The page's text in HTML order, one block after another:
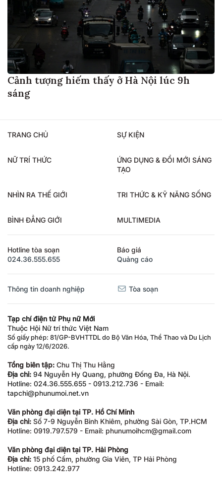
Cảnh tượng hiếm thấy ở Hà Nội lúc 9h
sáng
TRANG CHỦ SỰ KIỆN
NỮ TRÍ THỨC
ỨNG DỤNG & ĐỔI MỚI SÁNG
TẠO
NHÌN RA THẾ GIỚI TRI THỨC & KỸ NĂNG SỐNG
BÌNH ĐẲNG GIỚI MULTIMEDIA
Hotline tòa soạn
024.36.555.655
Báo giá
Quảng cáo
Thông tin doanh nghiệp Tòa soạn
Tạp chí điện tử Phụ nữ Mới
Thuộc Hội Nữ trí thức Việt Nam
Số giấy phép: 81/GP-BVHTTDL do Bộ Văn Hóa, Thể Thao và Du Lịch
cấp ngày 12/6/2026.
Tổng biên tập: Chu Thị Thu Hằng
Địa chỉ: 94 Nguyễn Hy Quang, phường Đống Đa, Hà Nội.
Hotline: 024.36.555.655 - 0913.212.736 - Email:
tapchi@phunumoi.net.vn
Văn phòng đại diện tại TP. Hồ Chí Minh
Địa chỉ: Số 7-9 Nguyễn Bỉnh Khiêm, phường Sài Gòn, TP.HCM
Hotline: 0919.797.579 - Email: phunumoihcm@gmail.com
Văn phòng đại diện tại TP. Hải Phòng
Địa chỉ: 15 phố Cấm, phường Gia Viên, TP Hải Phòng
Hotline: 0913.242.977